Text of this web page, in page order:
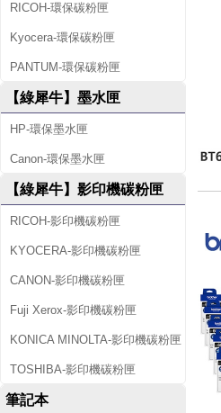
RICOH-環保碳粉匣
Kyocera-環保碳粉匣
PANTUM-環保碳粉匣
【綠犀牛】墨水匣
HP-環保墨水匣
Canon-環保墨水匣
【綠犀牛】影印機碳粉匣
RICOH-影印機碳粉匣
KYOCERA-影印機碳粉匣
CANON-影印機碳粉匣
Fuji Xerox-影印機碳粉匣
KONICA MINOLTA-影印機碳粉匣
TOSHIBA-影印機碳粉匣
筆記本